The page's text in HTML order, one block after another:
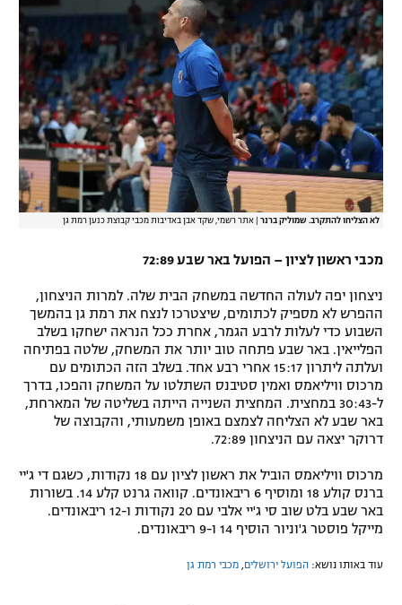
לא הצליחו להתקרב. שמוליק ברנר אתר רשמי, שקד אבן באדיבות מכבי קבוצת כנען רמת גן
מכבי ראשון לציון – הפועל באר שבע 72:89
ניצחון יפה לעולה החדשה במשחק הבית שלה. למרות הניצחון,
ההפרש לא מספיק לכתומים, שיצטרכו לנצח את רמת גן בהמשך
השבוע כדי לעלות לרבע הגמר, אחרת ככל הנראה ישחקו בשלב
הפלייאין. באר שבע פתחה טוב יותר את המשחק, שלטה בפתיחה
ועלתה ליתרון 15:17 אחרי רבע אחד. בשלב הזה הכתומים עם
מרכוס וויליאמס ואמין סטיבנס השתלטו על המשחק והפכו, בדרך
ל-30:43 במחצית. המחצית השנייה הייתה בשליטה של המארחת,
באר שבע לא הצליחה לצמצם באופן משמעותי, והקבוצה של
דרוקר יצאה עם הניצחון 72:89.
מרכוס וויליאמס הוביל את ראשון לציון עם 18 נקודות, כשגם די ג'יי
ברנס קולע 18 ומוסיף 6 ריבאונדים. קוואה גרנט קלע 14. בשורות
באר שבע בלט שוב סי ג'יי אלבי עם 20 נקודות ו-12 ריבאונדים.
מייקל פוסטר ג'וניור הוסיף 14 ו-9 ריבאונדים.
עוד באותו נושא: הפועל ירושלים מכבי רמת גן